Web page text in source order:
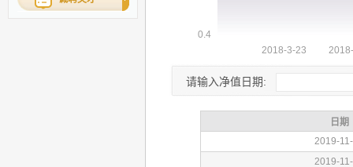
请输入净值日期: